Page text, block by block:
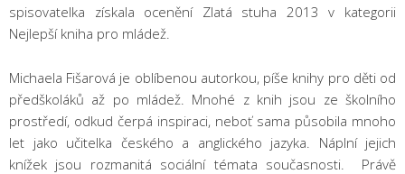
spisovatelka získala ocenění Zlatá stuha 2013 v kategorii
Nejlepší kniha pro mládež.
Michaela Fišarová je oblíbenou autorkou, píše knihy pro děti od
předškoláků až po mládež. Mnohé z knih jsou ze školního
prostředí, odkud čerpá inspiraci, neboť sama působila mnoho
let jako učitelka českého a anglického jazyka. Náplní jejich
knížek jsou rozmanitá sociální témata současnosti. Právě